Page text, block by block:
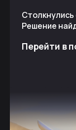
Решение
Перейти в